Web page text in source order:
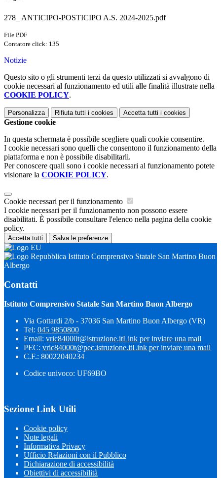
278_ ANTICIPO-POSTICIPO A.S. 2024-2025.pdf
File PDF
Contatore click: 135
Notizie
Questo sito o gli strumenti terzi da questo utilizzati si avvalgono di
cookie necessari al funzionamento ed utili alle finalità illustrate nella
COOKIE POLICY.
Personalizza Rifiuta tutti i cookies Accetta tutti i cookies
Gestione cookie
In questa schermata è possibile scegliere quali cookie consentire.
I cookie necessari sono quelli che consentono il funzionamento della
piattaforma e non è possibile disabilitarli.
Per conoscere quali sono i cookie necessari al funzionamento potete
visionare la COOKIE POLICY.
Cookie necessari per il funzionamento
I cookie necessari per il funzionamento non possono essere
disabilitati. È possibile consultare l'elenco nella pagina della cookie
policy.
Accetta tutti Salva le preferenze
Istituto Comprensivo Statale San Martino Buon
Albergo
Contatti
Istituto Comprensivo Statale San Martino Buon Albergo
Via Gottardi 2/b - 37036 San Martino Buon Albergo (VR)
Tel: 045 9850800
Email: vric84000t@istruzione.itLink per inviare una mail
PEC: vric84000t@pec.istruzione.itLink per inviare una mail
C.F.: 80022040234
Codice univoco: UF69BO
Sezione Link Utili
Cookie policy
Note legali
Informativa Privacy
Ufficio Relazioni con il Pubblico
Dichiarazione di accessibilità
Obiettivi di accessibilità